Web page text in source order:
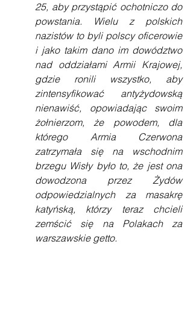
25, aby przystąpić ochotniczo do
powstania. Wielu z polskich
nazistów to byli polscy oficerowie
i jako takim dano im dowództwo
nad oddziałami Armii Krajowej,
gdzie ronili wszystko, aby
zintensyfikować antyżydowską
nienawiść, opowiadając swoim
żołnierzom, że powodem, dla
którego Armia Czerwona
zatrzymała się na wschodnim
brzegu Wisły było to, że jest ona
dowodzona przez Żydów
odpowiedzialnych za masakrę
katyńską, którzy teraz chcieli
zemścić się na Polakach za
warszawskie getto.